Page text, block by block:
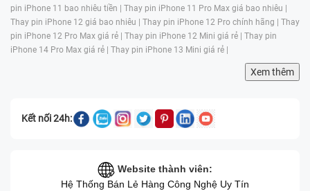
pin iPhone 11 bao nhiêu tiền | Thay pin iPhone 11 Pro Max giá bao nhiêu |
Thay pin iPhone 12 giá bao nhiêu | Thay pin iPhone 12 Pro chính hãng | Thay
pin iPhone 12 Pro Max giá rẻ | Thay pin iPhone 12 Mini giá rẻ | Thay pin
iPhone 14 Pro Max giá rẻ | Thay pin iPhone 13 Mini giá rẻ |
Xem thêm
Kết nối 24h:
Website thành viên:
Hệ Thống Bán Lẻ Hàng Công Nghệ Uy Tín